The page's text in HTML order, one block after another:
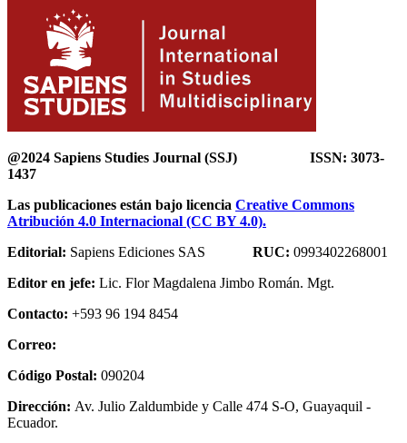
@2024 Sapiens Studies Journal (SSJ) ISSN: 3073-
1437
Las publicaciones están bajo licencia Creative Commons
Atribución 4.0 Internacional (CC BY 4.0).
Editorial: Sapiens Ediciones SAS RUC: 0993402268001
Editor en jefe: Lic. Flor Magdalena Jimbo Román. Mgt.
Contacto: +593 96 194 8454
Correo:
Código Postal: 090204
Dirección: Av. Julio Zaldumbide y Calle 474 S-O, Guayaquil -
Ecuador.